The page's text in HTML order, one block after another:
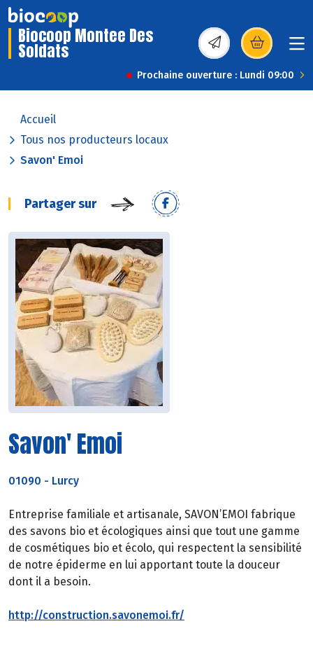
Biocoop Montee Des
Soldats (s’ouvre dans une
Prochaine ouverture : Lundi 09:00
Accueil
Tous nos producteurs locaux
Savon' Emoi
Partager sur
Savon' Emoi
01090 - Lurcy
Entreprise familiale et artisanale, SAVON’EMOI fabrique
des savons bio et écologiques ainsi que tout une gamme
de cosmétiques bio et écolo, qui respectent la sensibilité
de notre épiderme en lui apportant toute la douceur
dont il a besoin.
http://construction.savonemoi.fr/